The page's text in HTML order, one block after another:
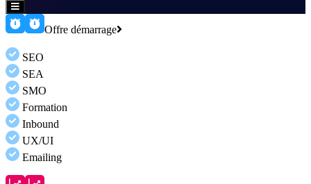
Hamburger
Toggle
Menu
Offre démarrage
SEO
SEA
SMO
Formation
Inbound
UX/UI
Emailing